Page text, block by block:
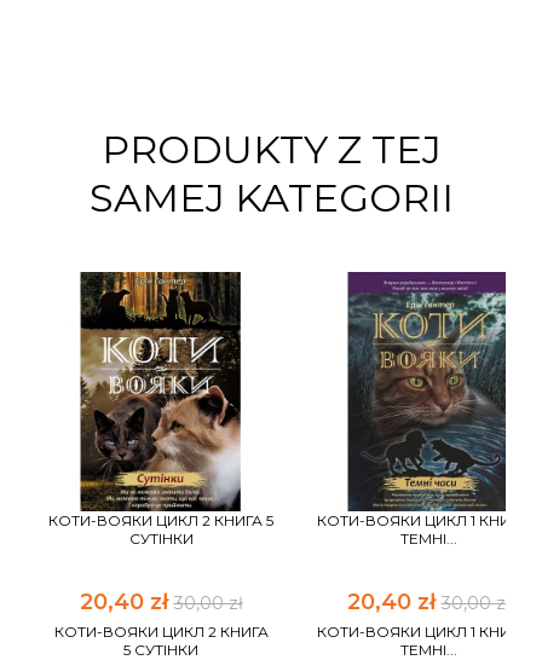
PRODUKTY Z TEJ
SAMEJ KATEGORII
КОТИ-ВОЯКИ ЦИКЛ 2 КНИГА 5
СУТІНКИ
20,40 zł30,00 zł
КОТИ-ВОЯКИ ЦИКЛ 2 КНИГА
5 СУТІНКИ
КОТИ-ВОЯКИ ЦИКЛ 1 КНИГА 6
ТЕМНІ...
20,40 zł30,00 zł
КОТИ-ВОЯКИ ЦИКЛ 1 КНИГА 6
ТЕМНІ...